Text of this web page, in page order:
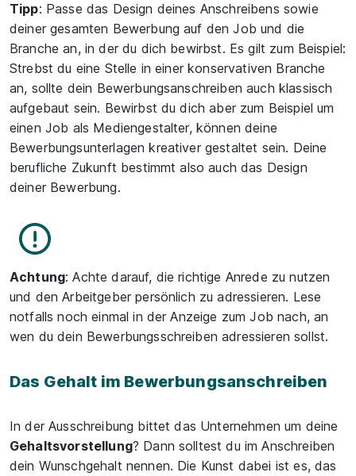
Tipp: Passe das Design deines Anschreibens sowie
deiner gesamten Bewerbung auf den Job und die
Branche an, in der du dich bewirbst. Es gilt zum Beispiel:
Strebst du eine Stelle in einer konservativen Branche
an, sollte dein Bewerbungsanschreiben auch klassisch
aufgebaut sein. Bewirbst du dich aber zum Beispiel um
einen Job als Mediengestalter, können deine
Bewerbungsunterlagen kreativer gestaltet sein. Deine
berufliche Zukunft bestimmt also auch das Design
deiner Bewerbung.
Achtung: Achte darauf, die richtige Anrede zu nutzen
und den Arbeitgeber persönlich zu adressieren. Lese
notfalls noch einmal in der Anzeige zum Job nach, an
wen du dein Bewerbungsschreiben adressieren sollst.
Das Gehalt im Bewerbungsanschreiben
In der Ausschreibung bittet das Unternehmen um deine
Gehaltsvorstellung? Dann solltest du im Anschreiben
dein Wunschgehalt nennen. Die Kunst dabei ist es, das